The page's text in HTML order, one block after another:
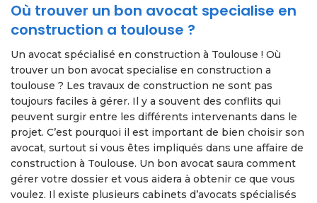
Où trouver un bon avocat specialise en
construction a toulouse ?
Un avocat spécialisé en construction à Toulouse ! Où
trouver un bon avocat specialise en construction a
toulouse ? Les travaux de construction ne sont pas
toujours faciles à gérer. Il y a souvent des conflits qui
peuvent surgir entre les différents intervenants dans le
projet. C’est pourquoi il est important de bien choisir son
avocat, surtout si vous êtes impliqués dans une affaire de
construction à Toulouse. Un bon avocat saura comment
gérer votre dossier et vous aidera à obtenir ce que vous
voulez. Il existe plusieurs cabinets d’avocats spécialisés